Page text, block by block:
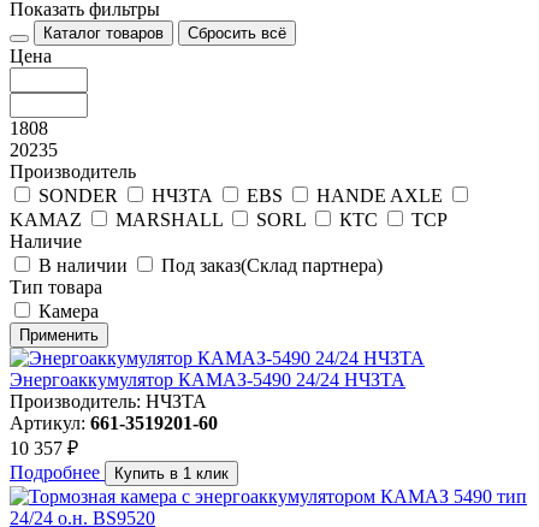
Показать фильтры
Каталог товаров Сбросить всё
Цена
1808
20235
Производитель
SONDER
НЧЗТА EBS
HANDE AXLE
KAMAZ
MARSHALL SORL КТС
ТСР
Наличие
В наличии
Под заказ(Склад партнера)
Тип товара
Камера
Применить
Энергоаккумулятор КАМАЗ-5490 24/24 НЧЗТА
Производитель: НЧЗТА
Артикул: 661-3519201-60
10 357 ₽
Подробнее
Купить в 1 клик